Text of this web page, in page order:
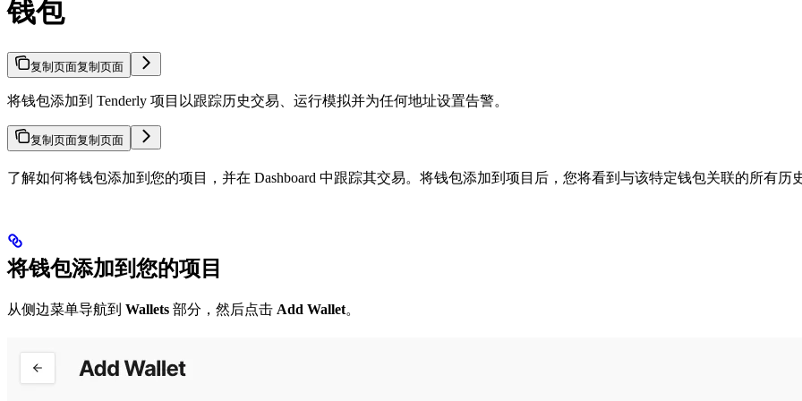
钱包
复制页面复制页面
将钱包添加到 Tenderly 项目以跟踪历史交易、运行模拟并为任何地址设置告警。
复制页面复制页面
了解如何将钱包添加到您的项目，并在 Dashboard 中跟踪其交易。将钱包添加到项目后，您将看到与该特定钱包关联的所有历
将钱包添加到您的项目
从侧边菜单导航到 Wallets 部分，然后点击 Add Wallet。